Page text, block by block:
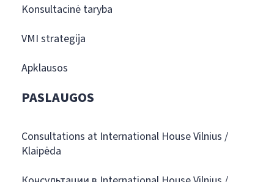
Konsultacinė taryba
VMI strategija
Apklausos
PASLAUGOS
Consultations at International House Vilnius /
Klaipėda